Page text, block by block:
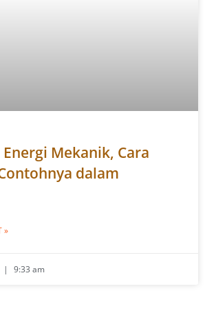
Mekanik, Cara
dalam
»
9:33 am